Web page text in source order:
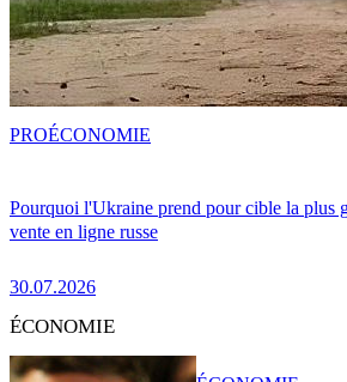
Pourquoi l'Ukraine prend pour cible la plus
vente en ligne russe
30.07.2026
PROÉCONOMIE
ÉCONOMIE